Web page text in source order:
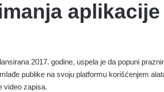
aplikacije
2017. godine, uspela je da popuni
publike na svoju platformu korišćenjem
video zapisa.